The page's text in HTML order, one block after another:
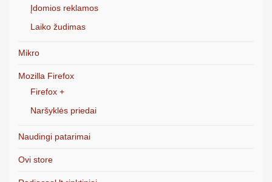
Įdomios reklamos
Laiko žudimas
Mikro
Mozilla Firefox
Firefox +
Naršyklės priedai
Naudingi patarimai
Ovi store